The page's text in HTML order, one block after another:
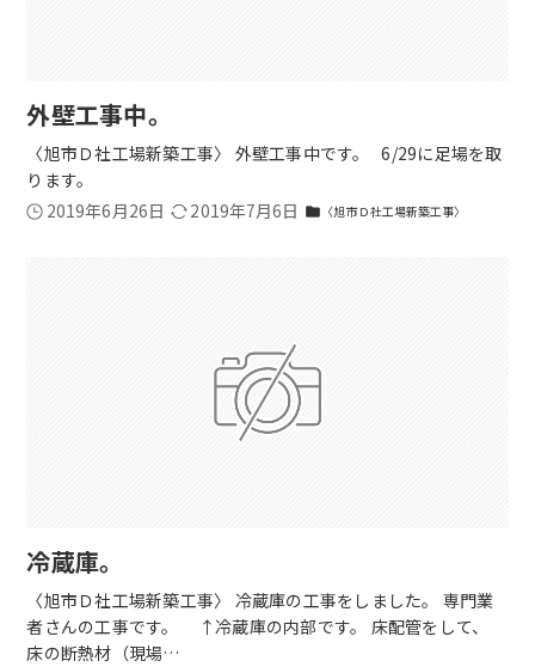
外壁工事中。
〈旭市Ｄ社工場新築工事〉 外壁工事中です。 6/29に足場を取
ります。
2019年6月26日
2019年7月6日 folder 〈旭市Ｄ社工場新築工事〉
冷蔵庫。
〈旭市Ｄ社工場新築工事〉 冷蔵庫の工事をしました。 専門業
者さんの工事です。 ↑冷蔵庫の内部です。 床配管をして、
床の断熱材（現場…